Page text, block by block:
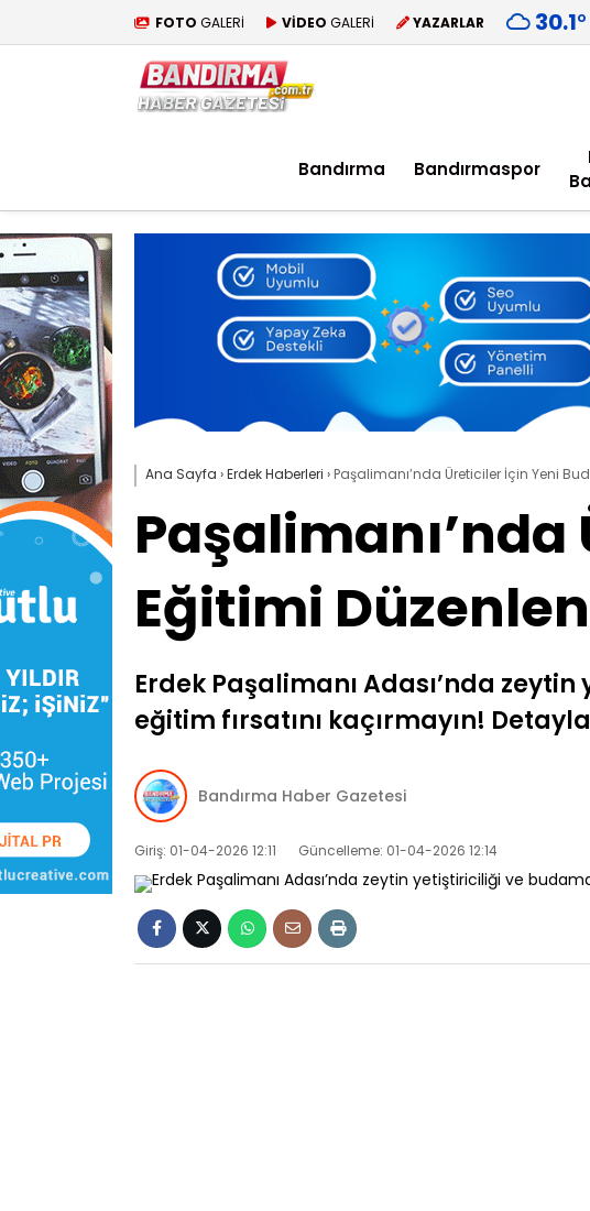
FOTO GALERİ VİDEO GALERİ YAZARLAR 30.1°
Bandırma Bandırmaspor
Ana Sayfa ›Erdek Haberleri › Paşalimanı’nda Üreticiler İçin Yeni
Eğitimi
Erdek Paşalimanı Adası’nda
eğitim fırsatını kaçırmayın!
Bandırma Haber Gazetesi
Giriş: 01-04-2026 12:11 Güncelleme: 01-04-2026 12:14